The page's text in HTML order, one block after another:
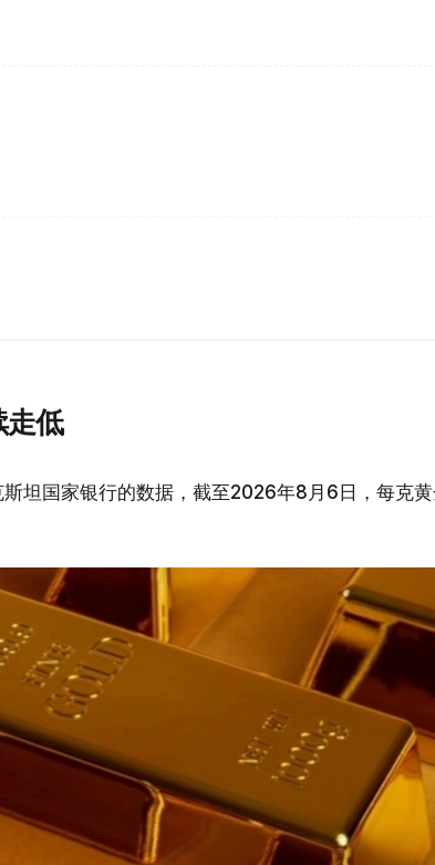
走低
斯坦国家银行的数据，截至2026年8月6日，每克